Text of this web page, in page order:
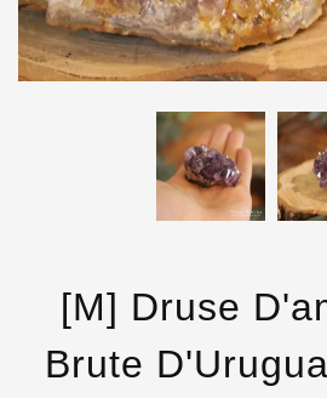
[M] Druse
Brute